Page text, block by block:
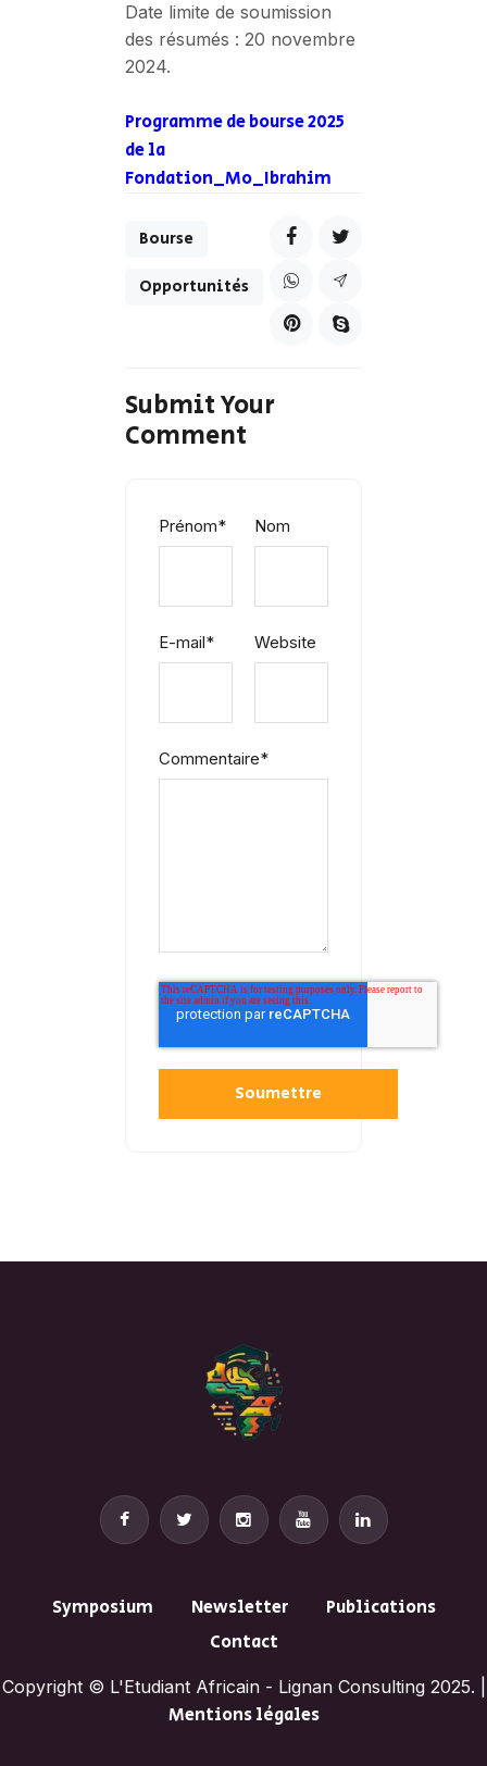
Date limite de soumission
des résumés : 20 novembre
2024.
Programme de bourse 2025
de la
Fondation_Mo_Ibrahim
Bourse
Opportunités
Submit Your
Comment
Prénom* Nom
E-mail* Website
Commentaire*
Symposium Newsletter
Publications
Contact
Copyright © L'Etudiant Africain - Lignan Consulting 2025. |
Mentions légales